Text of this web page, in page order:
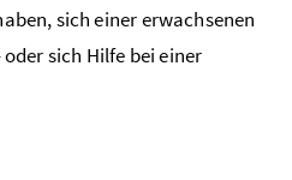
sich einer erwachsenen
sich Hilfe bei einer